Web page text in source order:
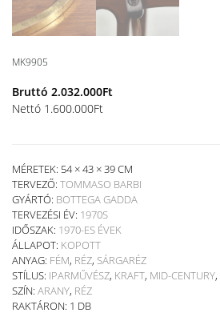
MK9905
Bruttó 2.032.000Ft
Nettó 1.600.000Ft
MÉRETEK: 54 × 43 × 39 CM
TERVEZŐ: TOMMASO BARBI
GYÁRTÓ: BOTTEGA GADDA
TERVEZÉSI ÉV: 1970S
IDŐSZAK: 1970-ES ÉVEK
ÁLLAPOT: KOPOTT
ANYAG: FÉM, RÉZ, SÁRGARÉZ
STÍLUS: IPARMŰVÉSZ, KRAFT, MID-CENTURY,
SZÍN: ARANY, RÉZ
RAKTÁRON: 1 DB